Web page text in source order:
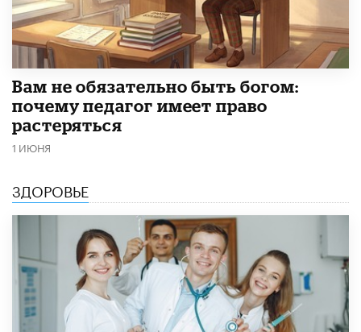
​Вам не обязательно быть богом:
почему педагог имеет право
растеряться
1 ИЮНЯ
ЗДОРОВЬЕ